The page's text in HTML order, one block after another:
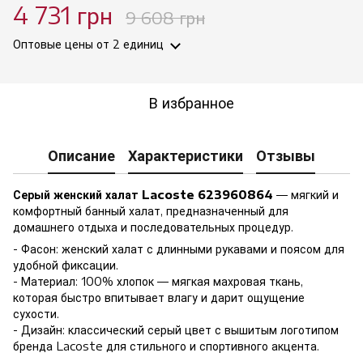
4 731 грн 9 608 грн
Оптовые цены от 2 единиц
В избранное
Описание Характеристики Отзывы
Серый женский халат Lacoste 623960864 — мягкий и
комфортный банный халат, предназначенный для
домашнего отдыха и последовательных процедур.
- Фасон: женский халат с длинными рукавами и поясом для
удобной фиксации.
- Материал: 100% хлопок — мягкая махровая ткань,
которая быстро впитывает влагу и дарит ощущение
сухости.
- Дизайн: классический серый цвет с вышитым логотипом
бренда Lacoste для стильного и спортивного акцента.